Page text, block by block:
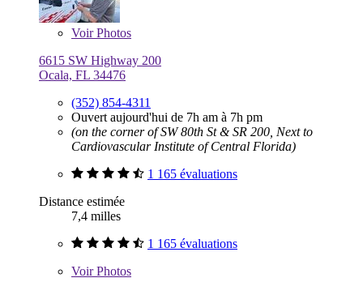
VoirPhotos
6615 SW Highway 200
Ocala, FL 34476
(352) 854-4311
Ouvert aujourd'hui de 7h am à 7h pm
(on the corner of SW 80th St & SR 200, Next to
Cardiovascular Institute of Central Florida)
1 165 évaluations
Distance estimée
7,4 milles
1 165 évaluations
VoirPhotos